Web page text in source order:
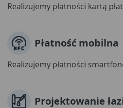
Realizujemy płatności kartą
Płatność mobilna
Realizujemy płatności
Projektowanie